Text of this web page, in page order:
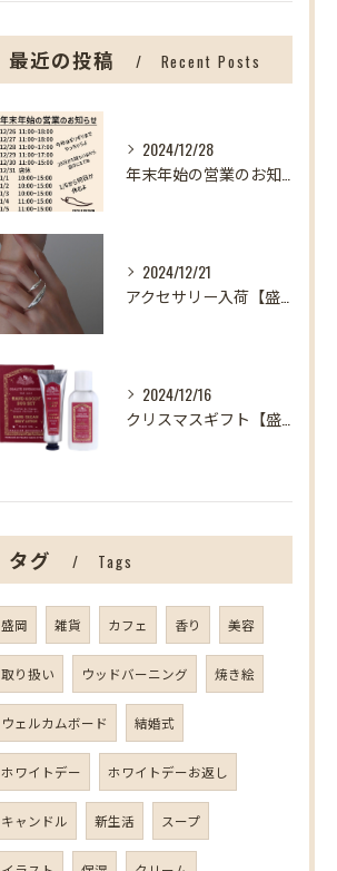
最近の投稿 Recent Posts
2024/12/28
2024/12/21
2024/12/16
タグ Tags
盛岡 雑貨 カフェ 香り 美容
取り扱い ウッドバーニング 焼き絵
ウェルカムボード 結婚式
ホワイトデー ホワイトデーお返し
キャンドル 新生活 スープ